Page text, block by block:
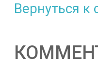
Вернуться к